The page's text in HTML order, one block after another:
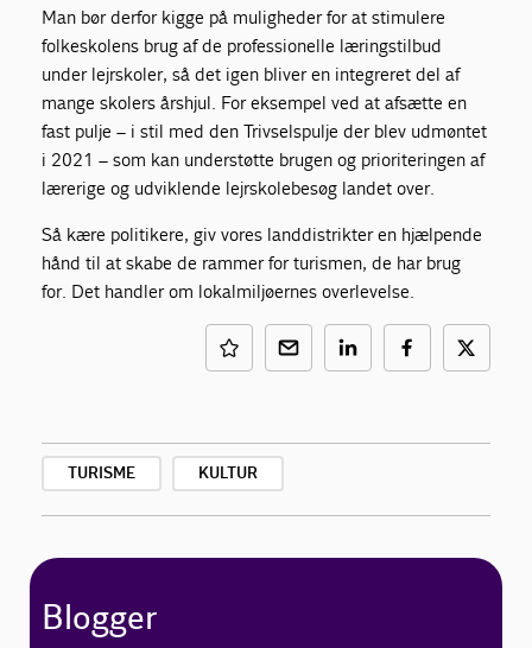
Man bør derfor kigge på muligheder for at stimulere
folkeskolens brug af de professionelle læringstilbud
under lejrskoler, så det igen bliver en integreret del af
mange skolers årshjul. For eksempel ved at afsætte en
fast pulje – i stil med den Trivselspulje der blev udmøntet
i 2021 – som kan understøtte brugen og prioriteringen af
lærerige og udviklende lejrskolebesøg landet over.
Så kære politikere, giv vores landdistrikter en hjælpende
hånd til at skabe de rammer for turismen, de har brug
for. Det handler om lokalmiljøernes overlevelse.
TURISME KULTUR
Blogger